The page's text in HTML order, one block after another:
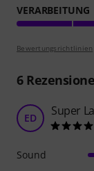
VERARBEITUNG
Bewertungsrichtlinien
6
ED Super
Sound